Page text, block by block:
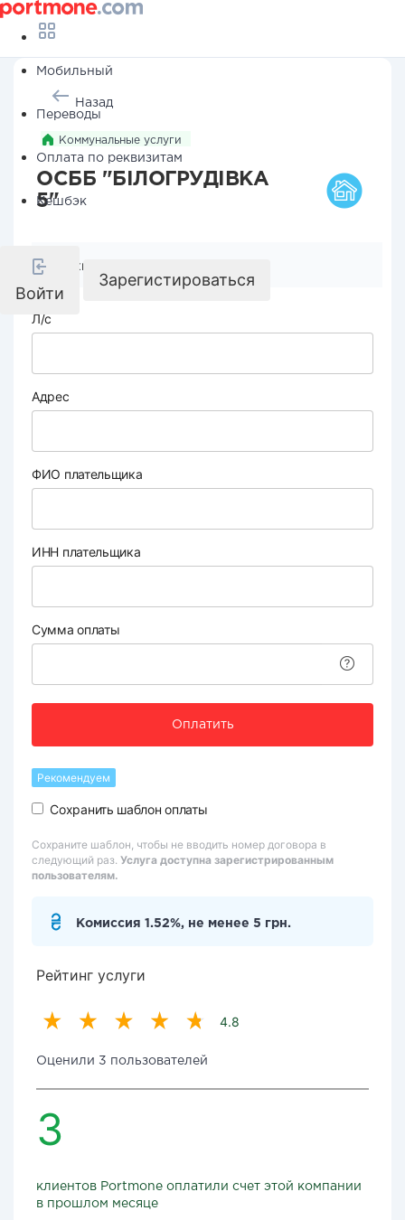
Мобильный
Переводы
Оплата по реквизитам
Кешбэк
Войти
Зарегистироваться
Назад
Коммунальные услуги
ОСББ "БІЛОГРУДІВКА
5"
Реквизиты компании
Л/с
Адрес
ФИО плательщика
ИНН плательщика
Сумма оплаты
Оплатить
Рекомендуем
Сохранить шаблон оплаты
Сохраните шаблон, чтобы не вводить номер договора в
следующий раз. Услуга доступна зарегистрированным
пользователям.
Комиссия 1.52%, не менее 5 грн.
Рейтинг услуги
4.8
Оценили 3 пользователей
3
клиентов Portmone оплатили счет этой компании
в прошлом месяце